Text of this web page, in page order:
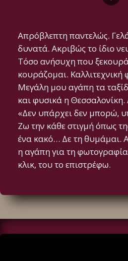
Απρόβλεπτη παντελώς.
δυνατά. Ακριβώς το ίδιο
Τόσο ανήσυχη που
κουράζομαι. Καλλιτεχνική
Μεγάλη μου αγάπη τα
και φυσικά η
«Δεν υπάρχει δεν μπορώ,
Ζω την κάθε στιγμή όπως
ένα κακό… Δε τη θυμάμαι.
η αγάπη για τη
κλικ, του το επιστρέφω.